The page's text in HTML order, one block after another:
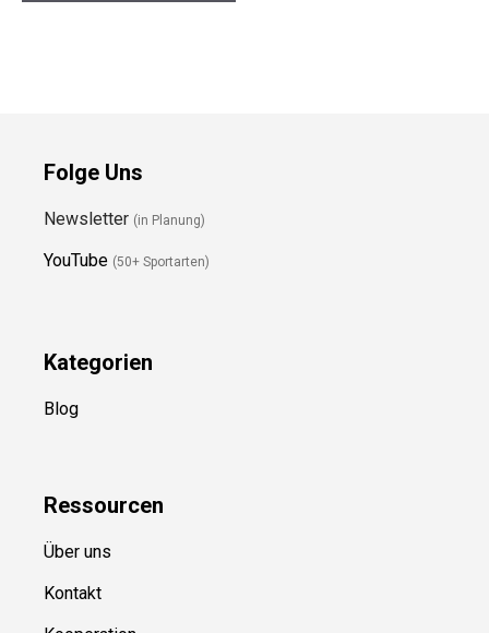
Folge Uns
Newsletter (in Planung)
YouTube (50+ Sportarten)
Kategorien
Blog
Ressourcen
Über uns
Kontakt